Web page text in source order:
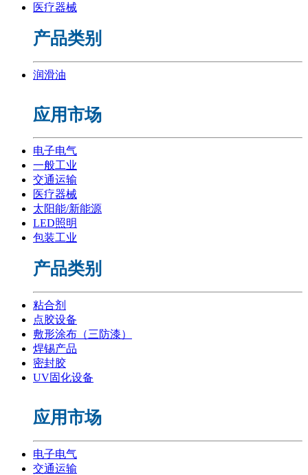
医疗器械
产品类别
润滑油
应用市场
电子电气
一般工业
交通运输
医疗器械
太阳能/新能源
LED照明
包装工业
产品类别
粘合剂
点胶设备
敷形涂布（三防漆）
焊锡产品
密封胶
UV固化设备
应用市场
电子电气
交通运输